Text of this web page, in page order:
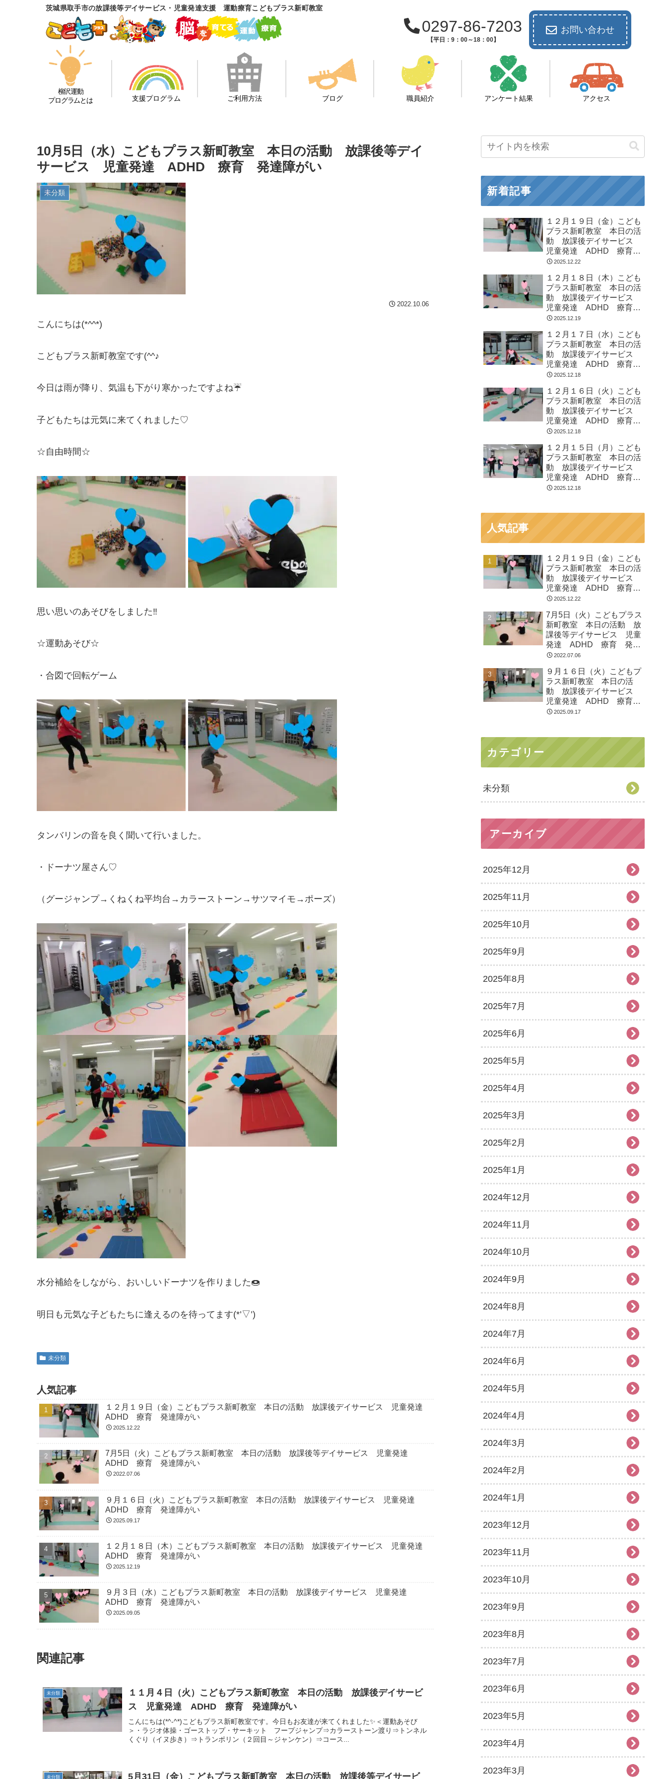
茨城県取手市の放課後等デイサービス・児童発達支援 運動療育こどもプラス新町教室
0297-86-7203
【平日：9：00～18：00】
お問い合わせ
柳沢運動
プログラムとは
支援プログラム ご利用方法 ブログ 職員紹介 アンケート結果 アクセス
10月5日（水）こどもプラス新町教室 本日の活動 放課後等デイ
サービス 児童発達 ADHD 療育 発達障がい
未分類
2022.10.06
こんにちは(*^^*)
こどもプラス新町教室です(^^♪
今日は雨が降り、気温も下がり寒かったですよね☔
子どもたちは元気に来てくれました♡
☆自由時間☆
思い思いのあそびをしました‼
☆運動あそび☆
・合図で回転ゲーム
タンバリンの音を良く聞いて行いました。
・ドーナツ屋さん♡
（グージャンプ→くねくね平均台→カラーストーン→サツマイモ→ポーズ）
水分補給をしながら、おいしいドーナツを作りました🍩
明日も元気な子どもたちに逢えるのを待ってます(*’▽’)
未分類
人気記事
１２月１９日（金）こどもプラス新町教室 本日の活動 放課後デイサービス 児童発達
ADHD 療育 発達障がい
2025.12.22
7月5日（火）こどもプラス新町教室 本日の活動 放課後等デイサービス 児童発達
ADHD 療育 発達障がい
2022.07.06
９月１６日（火）こどもプラス新町教室 本日の活動 放課後デイサービス 児童発達
ADHD 療育 発達障がい
2025.09.17
１２月１８日（木）こどもプラス新町教室 本日の活動 放課後デイサービス 児童発達
ADHD 療育 発達障がい
2025.12.19
９月３日（水）こどもプラス新町教室 本日の活動 放課後デイサービス 児童発達
ADHD 療育 発達障がい
2025.09.05
関連記事
未分類
１１月４日（火）こどもプラス新町教室 本日の活動 放課後デイサービ
ス 児童発達 ADHD 療育 発達障がい
こんにちは(*^-^*)こどもプラス新町教室です。今日もお友達が来てくれました✨＜運動あそび
＞・ラジオ体操・ゴーストップ・サーキット フープジャンプ⇒カラーストーン渡り⇒トンネル
くぐり（イヌ歩き）⇒トランポリン（２回目～ジャンケン）⇒コース...
未分類 5月31日（金）こどもプラス新町教室 本日の活動 放課後等デイサービ
新着記事
１２月１９日（金）こども
プラス新町教室 本日の活
動 放課後デイサービス
児童発達 ADHD 療育
発達障がい
2025.12.22
１２月１８日（木）こども
プラス新町教室 本日の活
動 放課後デイサービス
児童発達 ADHD 療育
発達障がい
2025.12.19
１２月１７日（水）こども
プラス新町教室 本日の活
動 放課後デイサービス
児童発達 ADHD 療育
発達障がい
2025.12.18
１２月１６日（火）こども
プラス新町教室 本日の活
動 放課後デイサービス
児童発達 ADHD 療育
発達障がい
2025.12.18
１２月１５日（月）こども
プラス新町教室 本日の活
動 放課後デイサービス
児童発達 ADHD 療育
発達障がい
2025.12.18
人気記事
１２月１９日（金）こども
プラス新町教室 本日の活
動 放課後デイサービス
児童発達 ADHD 療育
発達障がい
2025.12.22
7月5日（火）こどもプラス
新町教室 本日の活動 放
課後等デイサービス 児童
発達 ADHD 療育 発達
障がい
2022.07.06
９月１６日（火）こどもプ
ラス新町教室 本日の活
動 放課後デイサービス
児童発達 ADHD 療育
発達障がい
2025.09.17
カテゴリー
未分類
アーカイブ
2025年12月
2025年11月
2025年10月
2025年9月
2025年8月
2025年7月
2025年6月
2025年5月
2025年4月
2025年3月
2025年2月
2025年1月
2024年12月
2024年11月
2024年10月
2024年9月
2024年8月
2024年7月
2024年6月
2024年5月
2024年4月
2024年3月
2024年2月
2024年1月
2023年12月
2023年11月
2023年10月
2023年9月
2023年8月
2023年7月
2023年6月
2023年5月
2023年4月
2023年3月